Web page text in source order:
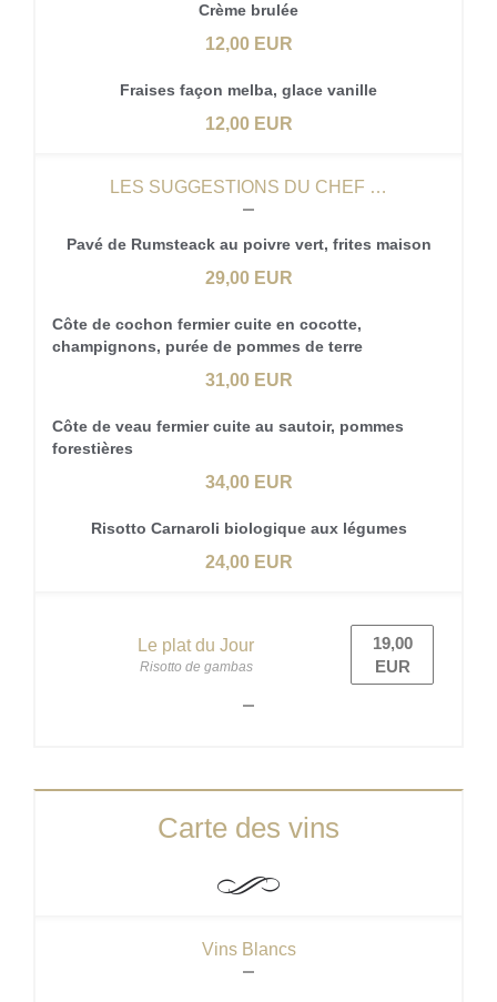
Crème brulée
12,00 EUR
Fraises façon melba, glace vanille
12,00 EUR
LES SUGGESTIONS DU CHEF …
Pavé de Rumsteack au poivre vert, frites maison
29,00 EUR
Côte de cochon fermier cuite en cocotte,
champignons, purée de pommes de terre
31,00 EUR
Côte de veau fermier cuite au sautoir, pommes
forestières
34,00 EUR
Risotto Carnaroli biologique aux légumes
24,00 EUR
Le plat du Jour
Risotto de gambas
19,00
EUR
Carte des vins
Vins Blancs